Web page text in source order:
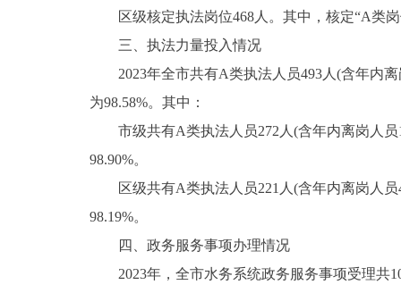
区级核定执法岗位468人。其中，核定“A类
三、执法力量投入情况
2023年全市共有A类执法人员493人(含年内
为98.58%。其中：
市级共有A类执法人员272人(含年内离岗人
98.90%。
区级共有A类执法人员221人(含年内离岗人
98.19%。
四、政务服务事项办理情况
2023年，全市水务系统政务服务事项受理共